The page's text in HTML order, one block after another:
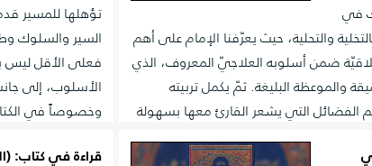
في
والتحلية، حيث يعرّفنا الإمام على أهم
ضمن أسلوبه العلاجيّ المعروف، الذي
والموعظة البليغة. ثمّ يكمل تربيته
الفضائل التي يشعر القارئ معها بسهولة
تؤهلها للمسير
السير والسلوك
فعلى الأقل ليس
الأسلوب، إلى
وخصوصاً في
قراءة في كتاب: